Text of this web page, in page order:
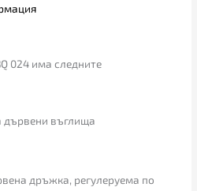
024 има следните
дървени въглища
дръжка, регулеруема по